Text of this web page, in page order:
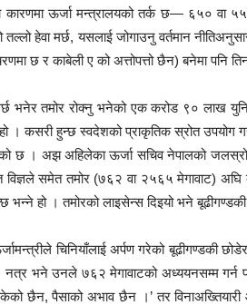
कारणमा ऊर्जा मन्त्रालयको तर्क छ— ६५० वा
हेवा मर्छ, यसलाई जोगाउनु वर्तमान
छ र काबेली ए को अत्तोपत्तो छैन) बनेमा पनि
भनेर तमोर रोक्नु भनेको एक करोड ९० लाख
। कसरी हुन्छ स्वदेशको प्राकृतिक स्रोत उपयोग
छ । अझ अहिलेका ऊर्जा सचिव नेपालको जलस्रोत
समेत तमोर (७६२ वा २५६५ मेगावाट)
भन्ने हो । तमोरको लाइसेन्स दिइयो भने
चिनियाँलाई अर्पण गरेको बूढीगण्डकी
नत्र भने उनले ७६२ मेगावाटको अध्ययनसम्म गर्न
छैन, पैसाको अभाव छैन ।’ तर